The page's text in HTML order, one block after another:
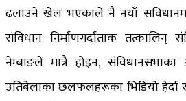
ढलाउने खेल भएकाले नै नयाँ
संविधान निर्माणगर्दाताक तत्कालिन्
नेम्बाङले मात्रै होइन,
उतिबेलाका छलफलहरूका भिडियो हेर्दा र